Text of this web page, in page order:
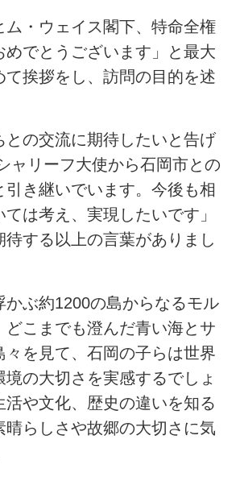
・ウェイス閣下、特命全権
めでとうございます」と最大
て挨拶をし、訪問の目的を述
の交流に期待したいと告げ
ャリーフ大使から石岡市との
引き継いでいます。今後も相
は考え、実現したいです」
待する以上の言葉がありまし
ぶ約1200の島からなるモル
どこまでも澄んだ青い海とサ
々を見て、石岡の子らは世界
の大切さを実感するでしょ
活や文化、歴史の違いを知る
晴らしさや故郷の大切さに気